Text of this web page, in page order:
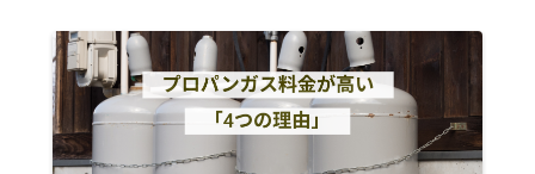
水戸市
小美玉市
笠間市
東茨城郡茨城町
東茨城郡城里町
東茨城郡大洗町
鹿嶋市
潮来市
神栖市